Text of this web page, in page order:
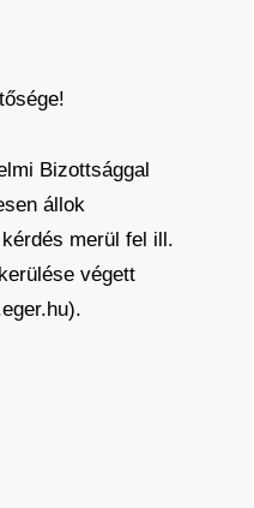
Bizottsággal
állok
merül fel ill.
végett